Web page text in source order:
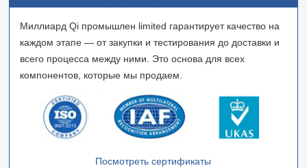
Миллиард Qi промышлен limited гарантирует качество на
каждом этапе — от закупки и тестирования до доставки и
всего процесса между ними. Это основа для всех
компонентов, которые мы продаем.
Посмотреть сертификаты